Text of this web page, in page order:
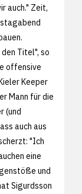
auch." Zeit,
Titel", so
offensive
Keeper
Mann für die
(und
auch aus
"Ich
eine
und
Sigurdsson